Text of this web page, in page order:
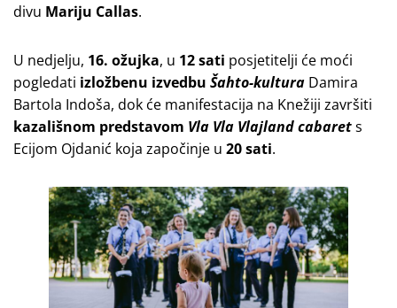
divu Mariju Callas.
U nedjelju, 16. ožujka, u 12 sati posjetitelji će moći
pogledati izložbenu izvedbu Šahto-kultura Damira
Bartola Indoša, dok će manifestacija na Knežiji završiti
kazališnom predstavom Vla Vla Vlajland cabarets
Ecijom Ojdanić koja započinje u 20 sati.